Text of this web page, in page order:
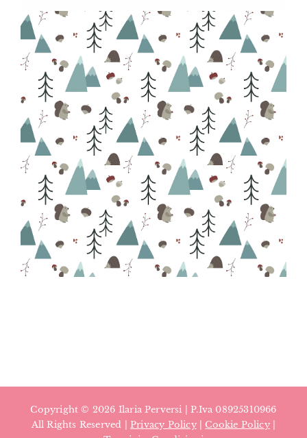
Copyright © 2026 Ilaria Perversi | P.Iva 08925310966
All Rights Reserved |Privacy Policy| Cookie Policy|